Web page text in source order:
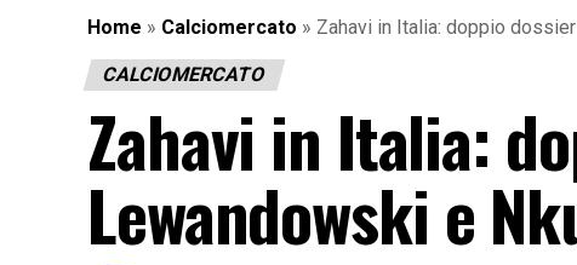
Home » Calciomercato » Zahavi in Italia: doppio
CALCIOMERCATO
Zahavi in Italia:
Lewandowski e